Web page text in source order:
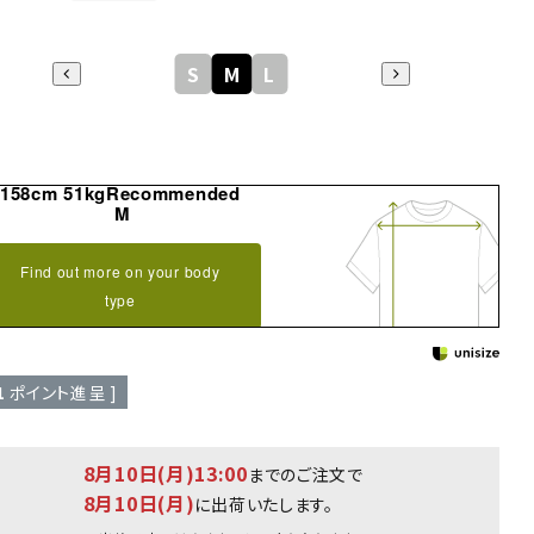
S M L
158cm 51kgRecommended
M
Find out more on your body
type
ポイント進呈 ]
8月10日(月)13:00までのご注文で
8月10日(月)に出荷いたします。